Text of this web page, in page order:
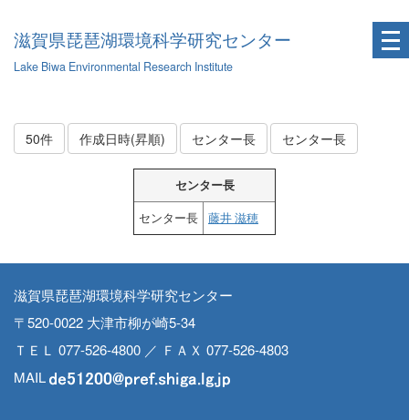
滋賀県琵琶湖環境科学研究センター
Lake Biwa Environmental Research Institute
50件 作成日時(昇順) センター長 センター長
センター長
センター長
藤井 滋穂
滋賀県琵琶湖環境科学研究センター
〒520-0022 大津市柳が崎5-34
ＴＥＬ 077-526-4800 ／ ＦＡＸ 077-526-4803
MAIL